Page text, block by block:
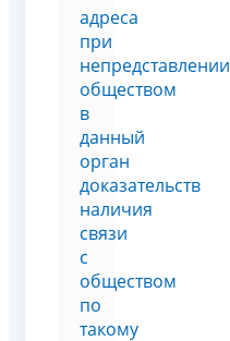
адреса
при
непредставлении
обществом
в
данный
орган
доказательств
наличия
связи
с
обществом
по
такому